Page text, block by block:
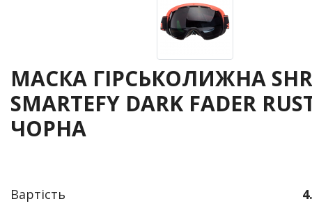
МАСКА ГІРСЬКОЛИЖНА
SMARTEFY DARK FADER
ЧОРНА
Вартість